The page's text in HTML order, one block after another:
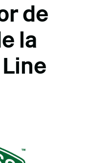
de
la